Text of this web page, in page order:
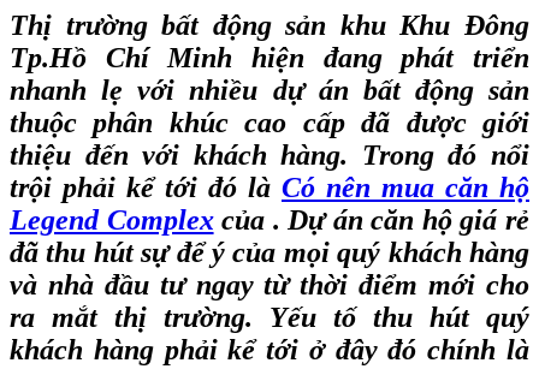
Thị trường bất động sản khu Khu Đông
Tp.Hồ Chí Minh hiện đang phát triển
nhanh lẹ với nhiều dự án bất động sản
thuộc phân khúc cao cấp đã được giới
thiệu đến với khách hàng. Trong đó nổi
trội phải kể tới đó là Có nên mua căn hộ
Legend Complexcủa . Dự án căn hộ giá rẻ
đã thu hút sự để ý của mọi quý khách hàng
và nhà đầu tư ngay từ thời điểm mới cho
ra mắt thị trường. Yếu tố thu hút quý
khách hàng phải kể tới ở đây đó chính là